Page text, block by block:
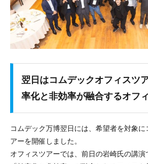
翌日はコムデックオフィスツ
率化と非効率が融合するオフ
コムデック万博翌日には、希望者を対象
アーを開催しました。
オフィスツアーでは、前日の岩崎氏の講演